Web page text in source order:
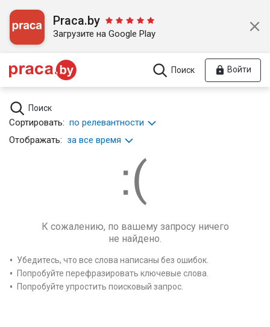
Praca.by
Загрузите на Google Play
Поиск Войти
Поиск
Сортировать: по релевантности
Отображать: за все время
К сожалению, по вашему запросу ничего
не найдено.
Убедитесь, что все слова написаны без ошибок.
Попробуйте перефразировать ключевые слова.
Попробуйте упростить поисковый запрос.